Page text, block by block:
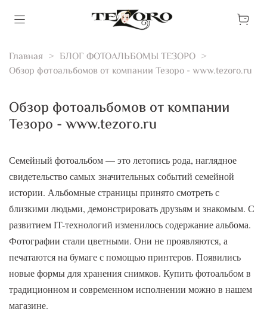
Главная
БЛОГ ФОТОАЛЬБОМЫ ТЕЗОРО
Обзор фотоальбомов от компании Тезоро - www.tezoro.ru
Обзор фотоальбомов от компании
Тезоро - www.tezoro.ru
Семейный фотоальбом — это летопись рода, наглядное
свидетельство самых значительных событий семейной
истории. Альбомные страницы принято смотреть с
близкими людьми, демонстрировать друзьям и знакомым. С
развитием IT-технологий изменилось содержание альбома.
Фотографии стали цветными. Они не проявляются, а
печатаются на бумаге с помощью принтеров. Появились
новые формы для хранения снимков. Купить фотоальбом в
традиционном и современном исполнении можно в нашем
магазине.